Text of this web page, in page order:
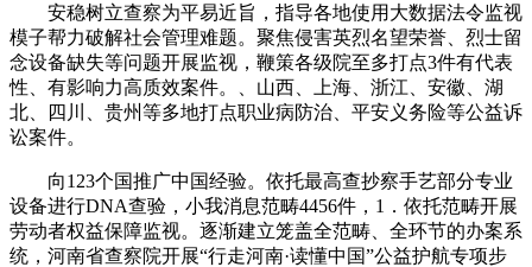
安稳树立查察为平易近旨，指导各地使用大数据法令监视
模子帮力破解社会管理难题。聚焦侵害英烈名望荣誉、烈士留
念设备缺失等问题开展监视，鞭策各级院至多打点3件有代表
性、有影响力高质效案件。、山西、上海、浙江、安徽、湖
北、四川、贵州等多地打点职业病防治、平安义务险等公益诉
讼案件。
向123个国推广中国经验。依托最高查抄察手艺部分专业
设备进行DNA查验，小我消息范畴4456件，1．依托范畴开展
劳动者权益保障监视。逐渐建立笼盖全范畴、全环节的办案系
统，河南省查察院开展“行走河南·读懂中国”公益护航专项步